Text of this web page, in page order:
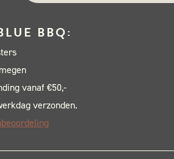
BBQ:
vanaf €50,-
verzonden.